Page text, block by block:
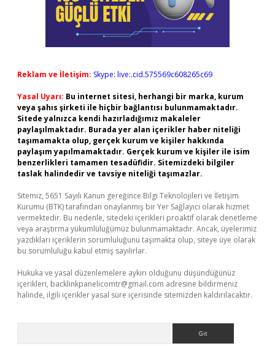
Reklam ve İletişim: Skype: live:.cid.575569c608265c69
Yasal Uyarı: Bu internet sitesi, herhangi bir marka, kurum
veya şahıs şirketi ile hiçbir bağlantısı bulunmamaktadır.
Sitede yalnızca kendi hazırladığımız makaleler
paylaşılmaktadır. Burada yer alan içerikler haber niteliği
taşımamakta olup, gerçek kurum ve kişiler hakkında
paylaşım yapılmamaktadır. Gerçek kurum ve kişiler ile isim
benzerlikleri tamamen tesadüfidir. Sitemizdeki bilgiler
taslak halindedir ve tavsiye niteliği taşımazlar.
Sitemiz, 5651 Sayılı Kanun gereğince Bilgi Teknolojileri ve İletişim
Kurumu (BTK) tarafından onaylanmış bir Yer Sağlayıcı olarak hizmet
vermektedir. Bu nedenle, sitedeki içerikleri proaktif olarak denetleme
veya araştırma yükümlülüğümüz bulunmamaktadır. Ancak, üyelerimiz
yazdıkları içeriklerin sorumluluğunu taşımakta olup, siteye üye olarak
bu sorumluluğu kabul etmiş sayılırlar.
Hukuka ve yasal düzenlemelere aykırı olduğunu düşündüğünüz
içerikleri, backlinkpanelicomtr@gmail.com adresine bildirmeniz
halinde, ilgili içerikler yasal süre içerisinde sitemizden kaldırılacaktır.